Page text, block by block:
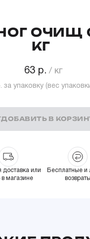
ОЧИЩ
КГ
63 р.
за упаковку (вес
ДОБАВИТЬ В
доставка или
в магазине
Бесплатные и
возвраты